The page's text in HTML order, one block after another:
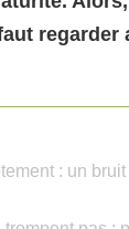
regarder
: un